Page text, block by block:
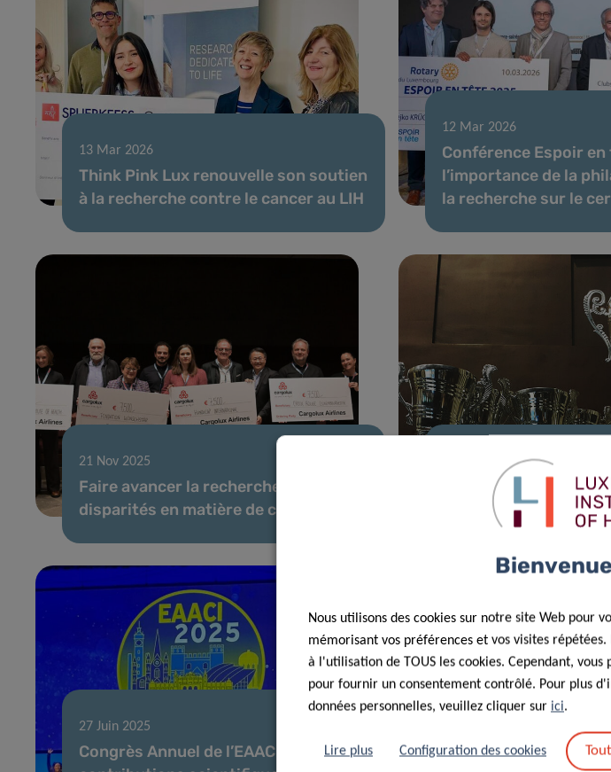
13 Mar 2026
Think Pink Lux renouvelle son soutien
à la recherche contre le cancer au LIH
12 Mar 2026
Conférence Espoir en
l’importance de la
la recherche sur le
21 Nov 2025
Faire avancer la recherche sur les
disparités en matière de cancer
Projets de doctorat
par la bourse du
27 Juin 2025
Congrès Annuel de l’EAACI 2025 –
22 Mai 2025
Nous utilisons des cookies sur notre site Web pour
mémorisant vos préférences et vos visites
à l'utilisation de TOUS les cookies. Cependant,
pour fournir un consentement contrôlé. Pour plus
données personnelles, veuillez cliquer sur ici.
Lire plus Configuration des cookies